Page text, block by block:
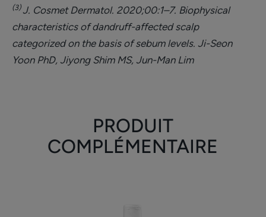
(3)J. Cosmet Dermatol. 2020;00:1–7. Biophysical
characteristics of dandruff-affected scalp
categorized on the basis of sebum levels. Ji-Seon
Yoon PhD, Jiyong Shim MS, Jun-Man Lim
PRODUIT
COMPLÉMENTAIRE